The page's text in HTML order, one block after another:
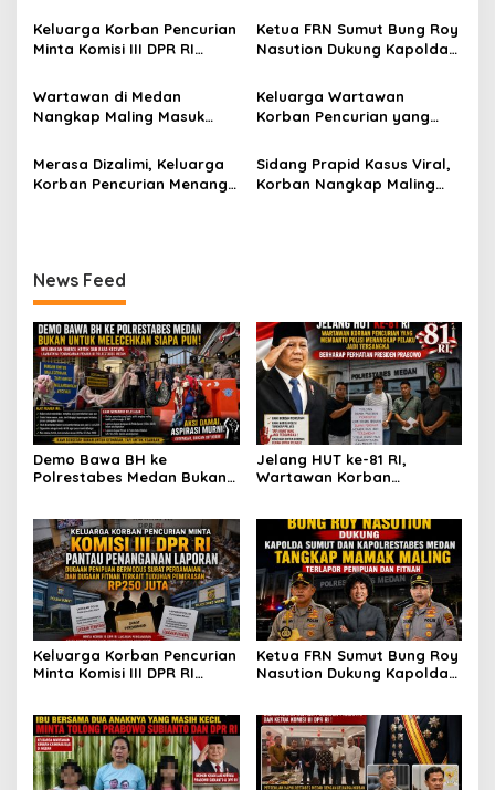
o
Pun, Melainkan Simbol Kritik
dan Rasa Kecewa
Medan
Polisi Menangkap Pelaku
Jadi Tersangka Berharap
Perhatian Presiden
Keluarga Korban Pencurian
Minta Komisi III DPR RI
Laporan Dugaan Penipuan
Bermodus Surat
Perdamaian dan Dugaan
Pemerasan Rp250 Juta
Ketua FRN Sumut Bung Roy
Nasution Dukung Kapolda
Medan Tangkap Terlapor
Kasus Dugaan Penipuan
Wartawan di Medan
Nangkap Maling Masuk
Bersama Dua Anaknya
yang Masih Kecil Minta
Tolong Prabowo Subianto
Keluarga Wartawan
Korban Pencurian yang
Dibohongi Kapolrestabes
Medan, Kirim Surat ke
Presiden Prabowo, Komisi
Merasa Dizalimi, Keluarga
Korban Pencurian Menangis
Sidang Prapid Kasus Viral,
Korban Nangkap Maling
News Feed
Demo Bawa BH ke
Polrestabes Medan Bukan
dan Rasa Kecewa
Lambatnya Penanganan
Pekara di Polrestabes
Medan
Jelang HUT ke-81 RI,
Wartawan Korban
Jadi Tersangka Berharap
Perhatian Presiden
Prabowo
Keluarga Korban Pencurian
Minta Komisi III DPR RI
Bermodus Surat
Perdamaian dan Dugaan
Fitnah Terkait Tuduhan
Pemerasan Rp250 Juta
Ketua FRN Sumut Bung Roy
Nasution Dukung Kapolda
Kasus Dugaan Penipuan
dan Fitnah